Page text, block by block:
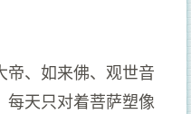
帝、如来佛、观世音
每天只对着菩萨塑像